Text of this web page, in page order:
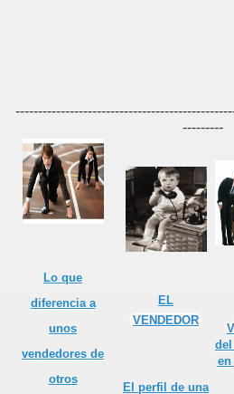
---------
Lo que
diferencia a
unos
vendedores de
otros
EL
VENDEDOR
El perfil de una
del
en